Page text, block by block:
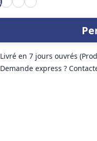
Livré en 7 jours ouvrés
Demande express ?